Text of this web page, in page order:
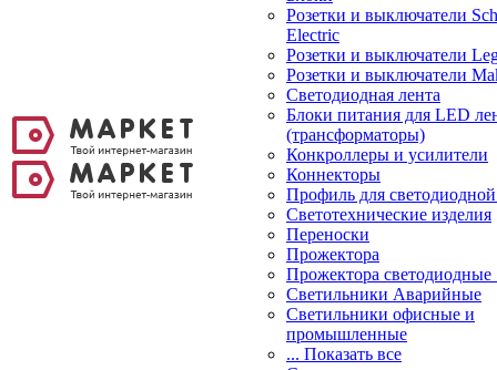
Розетки и выключатели
Electric
Розетки и выключатели
Розетки и выключатели
Светодиодная лента
Блоки питания для LED
(трансформаторы)
Конкроллеры и усилители
Коннекторы
Профиль для
Светотехнические изделия
Переноски
Прожектора
Прожектора
Светильники Аварийные
Светильники офисные и
промышленные
... Показать все